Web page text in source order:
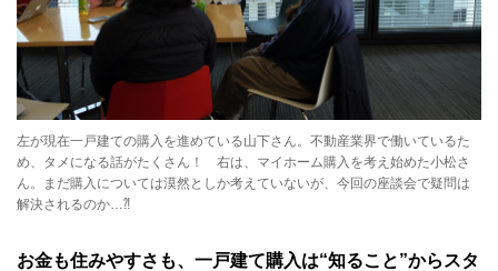
左が現在一戸建ての購入を進めている山下さん。不動産業界で働いているた
め、タメになる話がたくさん！ 右は、マイホーム購入を考え始めた小松さ
ん。まだ購入については漠然としか考えていないが、今回の座談会で疑問は
解決されるのか…⁈
お金も住みやすさも、一戸建て購入は“知ること”からスタ